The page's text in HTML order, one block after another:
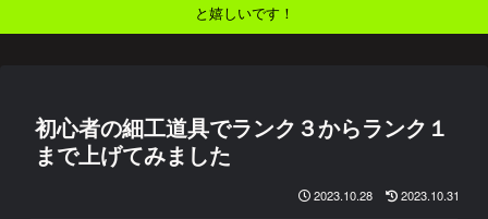
と嬉しいです！
初心者の細工道具でランク３からランク１
まで上げてみました
2023.10.28 2023.10.31